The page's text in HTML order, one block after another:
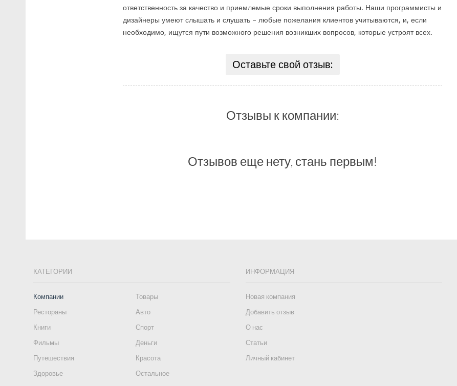
ответственность за качество и приемлемые сроки выполнения работы. Наши программисты и
дизайнеры умеют слышать и слушать – любые пожелания клиентов учитываются, и, если
необходимо, ищутся пути возможного решения возникших вопросов, которые устроят всех.
Оставьте свой отзыв:
Отзывы к компании:
Отзывов еще нету, стань первым!
КАТЕГОРИИ
Компании
Товары
Рестораны
Авто
Книги
Спорт
Фильмы
Деньги
Путешествия
Красота
Здоровье
Остальное
ИНФОРМАЦИЯ
Новая компания
Добавить отзыв
О нас
Статьи
Личный кабинет